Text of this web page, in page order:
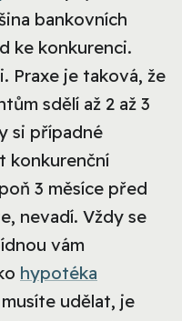
bankovních
ke konkurenci.
Praxe je taková, že
sdělí až 2 až 3
si případné
konkurenční
3 měsíce před
nevadí. Vždy se
vám
hypotéka
udělat, je